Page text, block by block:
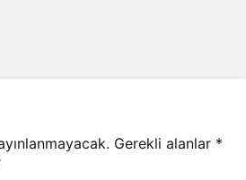
Gerekli alanlar *